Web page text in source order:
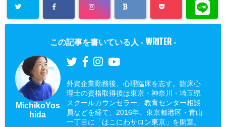
この記事を書いている人 - WRITER -
MichikoYos
hida
外資企業勤務後、心理臨床を志す。臨床心
理士の資格取得後は東京・神奈川・埼玉県
スクールカウンセラー、教育センター相談
員などを経て、2016年、東京都港区・青山
一丁目に「はこにわサロン東京」を開室。